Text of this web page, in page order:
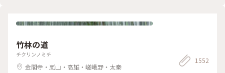
竹林の道
チクリンノミチ
金閣寺・嵐山・高雄・嵯峨野・太秦
1552